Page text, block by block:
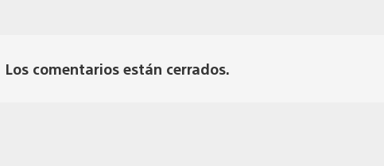
Los comentarios están cerrados.